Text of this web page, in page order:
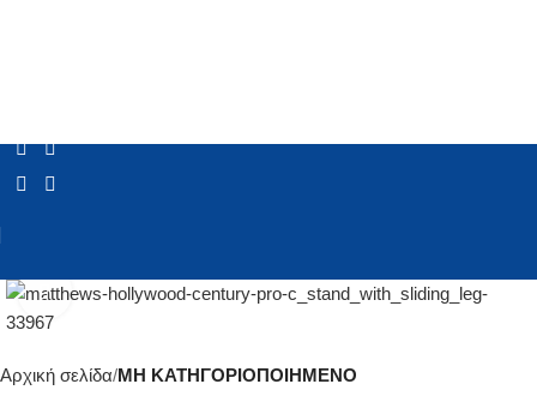
Click to enlarge
Αρχική σελίδα ΜΗ ΚΑΤΗΓΟΡΙΟΠΟΙΗΜΕΝΟ